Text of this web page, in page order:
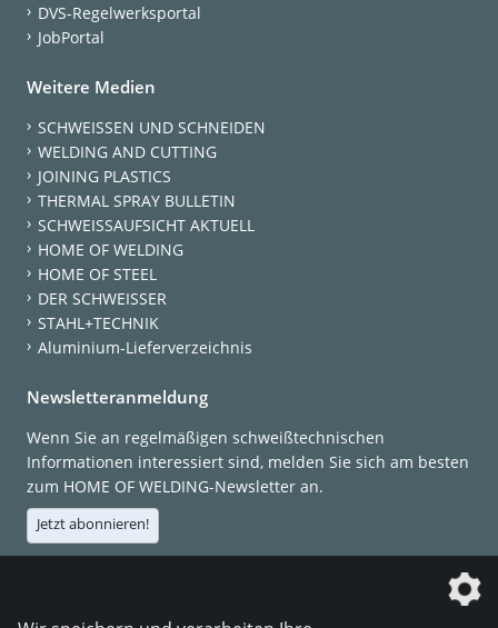
DVS-Regelwerksportal
JobPortal
Weitere Medien
SCHWEISSEN UND SCHNEIDEN
WELDING AND CUTTING
JOINING PLASTICS
THERMAL SPRAY BULLETIN
SCHWEISSAUFSICHT AKTUELL
HOME OF WELDING
HOME OF STEEL
DER SCHWEISSER
STAHL+TECHNIK
Aluminium-Lieferverzeichnis
Newsletteranmeldung
Wenn Sie an regelmäßigen schweißtechnischen
Informationen interessiert sind, melden Sie sich am besten
zum HOME OF WELDING-Newsletter an.
Jetzt abonnieren!
Die DVS Media GmbH ist ein Unternehmen der